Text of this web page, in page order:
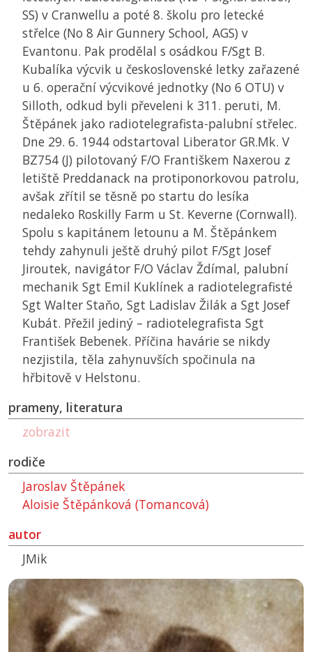
SS) v Cranwellu a poté 8. školu pro letecké
střelce (No 8 Air Gunnery School, AGS) v
Evantonu. Pak prodělal s osádkou F/Sgt B.
Kubalíka výcvik u československé letky zařazené
u 6. operační výcvikové jednotky (No 6 OTU) v
Silloth, odkud byli převeleni k 311. peruti, M.
Štěpánek jako radiotelegrafista-palubní střelec.
Dne 29. 6. 1944 odstartoval Liberator GR.Mk. V
BZ754 (J) pilotovaný F/O Františkem Naxerou z
letiště Preddanack na protiponorkovou patrolu,
avšak zřítil se těsně po startu do lesíka
nedaleko Roskilly Farm u St. Keverne (Cornwall).
Spolu s kapitánem letounu a M. Štěpánkem
tehdy zahynuli ještě druhý pilot F/Sgt Josef
Jiroutek, navigátor F/O Václav Ždímal, palubní
mechanik Sgt Emil Kuklínek a radiotelegrafisté
Sgt Walter Staňo, Sgt Ladislav Žilák a Sgt Josef
Kubát. Přežil jediný – radiotelegrafista Sgt
František Bebenek. Příčina havárie se nikdy
nezjistila, těla zahynuvších spočinula na
hřbitově v Helstonu.
prameny, literatura
zobrazit
rodiče
Jaroslav Štěpánek
Aloisie Štěpánková (Tomancová)
autor
JMik